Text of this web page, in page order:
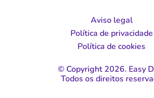
Aviso legal
Política de privacidade
Política de cookies
© Copyright 2026. Easy
Todos os direitos